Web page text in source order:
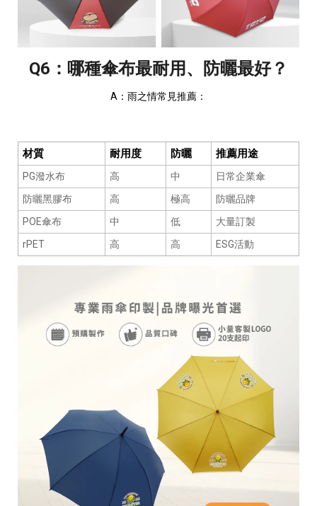
Q6：哪種傘布最耐用、防曬最好？
A：雨之情常見推薦：
材質 耐用度 防曬 推薦用途
PG潑水布 高 中
日常企業傘
防曬黑膠布
高 極高
防曬品牌
POE傘布
中 低
大量訂製
rPET
高 高 ESG活動